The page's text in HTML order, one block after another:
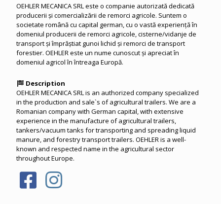
OEHLER MECANICA SRL este o companie autorizată dedicată
producerii și comercializării de remorci agricole. Suntem o
societate română cu capital german, cu o vastă experiență în
domeniul producerii de remorci agricole, cisterne/vidanje de
transport și împrăștiat gunoi lichid și remorci de transport
forestier. OEHLER este un nume cunoscut și apreciat în
domeniul agricol în întreaga Europă.
Description
OEHLER MECANICA SRL is an authorized company specialized
in the production and sale`s of agricultural trailers. We are a
Romanian company with German capital, with extensive
experience in the manufacture of agricultural trailers,
tankers/vacuum tanks for transporting and spreading liquid
manure, and forestry transport trailers. OEHLER is a well-
known and respected name in the agricultural sector
throughout Europe.